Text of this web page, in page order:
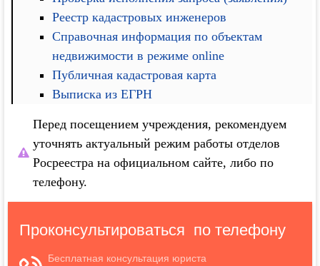
Реестр кадастровых инженеров
Справочная информация по объектам
недвижимости в режиме online
Публичная кадастровая карта
Выписка из ЕГРН
Перед посещением учреждения, рекомендуем
уточнять актуальный режим работы отделов
Росреестра на официальном сайте, либо по
телефону.